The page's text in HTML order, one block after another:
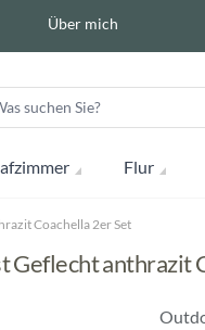
Über mich
Flur
Coachella 2er Set
anthrazit